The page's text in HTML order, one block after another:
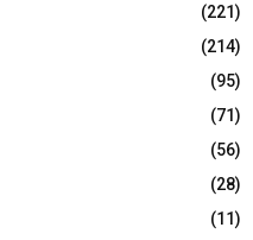
(221)
(214)
(95)
(71)
(56)
(28)
(11)